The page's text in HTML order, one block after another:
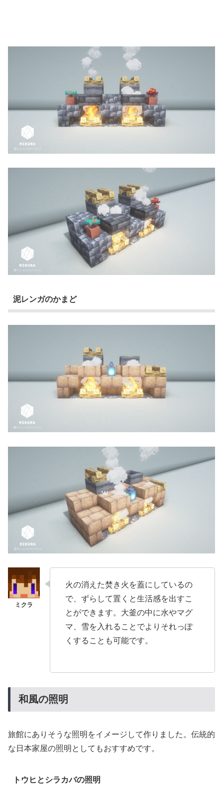
泥レンガのかまど
火の消えた焚き火を蓋にしているの
で、ずらして置くと生活感を出すこ
とができます。大釜の中に水やマグ
マ、雪を入れることでよりそれっぽ
くすることも可能です。
和風の照明
旅館にありそうな照明をイメージして作りました。伝統的
な日本家屋の照明としてもおすすめです。
トウヒとシラカバの照明